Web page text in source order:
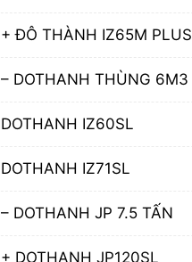
+ ĐÔ THÀNH IZ65M PLUS
– DOTHANH THÙNG 6M3
DOTHANH IZ60SL
DOTHANH IZ71SL
– DOTHANH JP 7.5 TẤN
+ DOTHANH JP120SL